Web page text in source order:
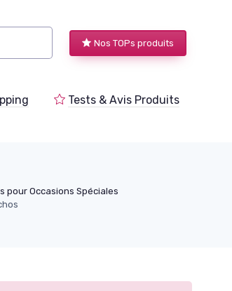
Nos TOPs produits
Tests & Avis Produits
pour Occasions Spéciales